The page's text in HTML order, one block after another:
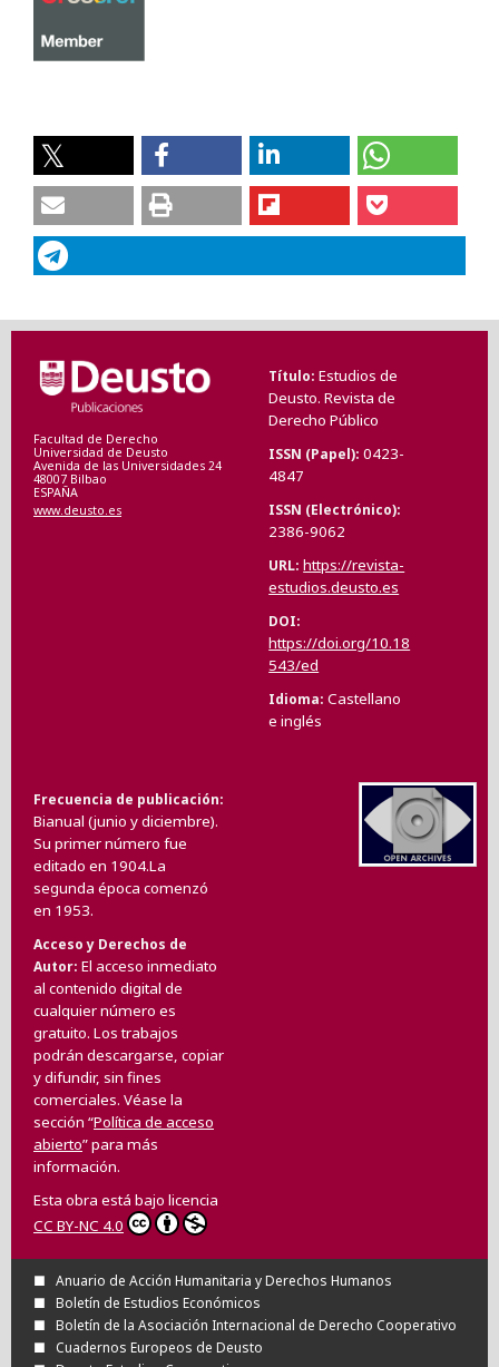
Facultad de Derecho
Universidad de Deusto
Avenida de las Universidades 24
48007 Bilbao
ESPAÑA
www.deusto.es
Título Estudios de
Deusto. Revista de
Derecho Público
ISSN (Papel) 0423-
4847
ISSN (Electrónico)
2386-9062
URL https://revista-
estudios.deusto.es
DOI
https://doi.org/10.18
543/ed
Idioma Castellano
e inglés
Frecuencia de publicación
Bianual (junio y diciembre).
Su primer número fue
editado en 1904.La
segunda época comenzó
en 1953.
Acceso y Derechos de
Autor El acceso inmediato
al contenido digital de
cualquier número es
gratuito. Los trabajos
podrán descargarse, copiar
y difundir, sin fines
comerciales. Véase la
sección “Política de acceso
abierto” para más
información.
Esta obra está bajo licencia
CC BY-NC 4.0
Anuario de Acción Humanitaria y Derechos Humanos
Boletín de Estudios Económicos
Boletín de la Asociación Internacional de Derecho Cooperativo
Cuadernos Europeos de Deusto